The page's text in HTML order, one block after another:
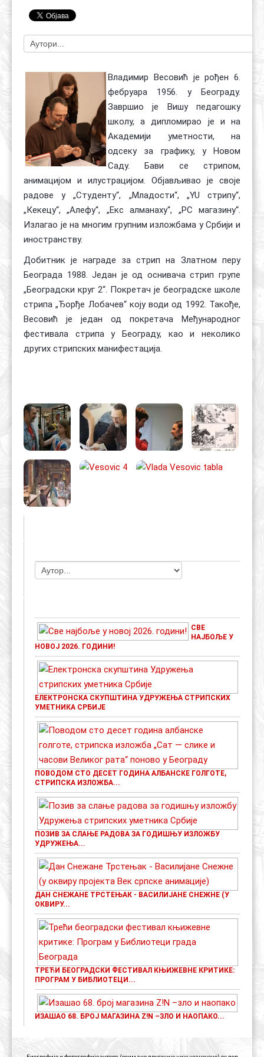
Владимир Весовић је рођен 6.
фебруара 1956. у Београду.
Завршио је Вишу педагошку
школу, а дипломирао је и на
Академији уметности, на
одсеку за графику, у Новом
Саду. Бави се стрипом,
анимацијом и илустрацијом. Објављивао је своје
радове у „Студенту“, „Младости“, „YU стрипу“,
„Кекецу“, „Алефу“, „Екс алманаху“, „РС магазину“.
Излагао је на многим групним изложбама у Србији и
иностранству.
Добитник је награде за стрип на Златном перу
Београда 1988. Један је од оснивача стрип групе
„Београдски круг 2“. Покретач је београдске школе
стрипа „Ђорђе Лобачев“ коју води од 1992. Такође,
Весовић је један од покретача Међународног
фестивала стрипа у Београду, као и неколико
других стрипских манифестација.
СВЕ
НАЈБОЉЕ У
НОВОЈ 2026. ГОДИНИ!
ЕЛЕКТРОНСКА СКУПШТИНА УДРУЖЕЊА СТРИПСКИХ
УМЕТНИКА СРБИЈЕ
ПОВОДОМ СТО ДЕСЕТ ГОДИНА АЛБАНСКЕ ГОЛГОТЕ,
СТРИПСКА ИЗЛОЖБА...
ПОЗИВ ЗА СЛАЊЕ РАДОВА ЗА ГОДИШЊУ ИЗЛОЖБУ
УДРУЖЕЊА...
ДАН СНЕЖАНЕ ТРСТЕЊАК - ВАСИЛИЈАНЕ СНЕЖНЕ (У
ОКВИРУ...
ТРЕЋИ БЕОГРАДСКИ ФЕСТИВАЛ КЊИЖЕВНЕ КРИТИКЕ:
ПРОГРАМ У БИБЛИОТЕЦИ...
ИЗАШАО 68. БРОЈ МАГАЗИНА Z!N –ЗЛО И НАОПАКО...
Органи
Хол славе
Контакт